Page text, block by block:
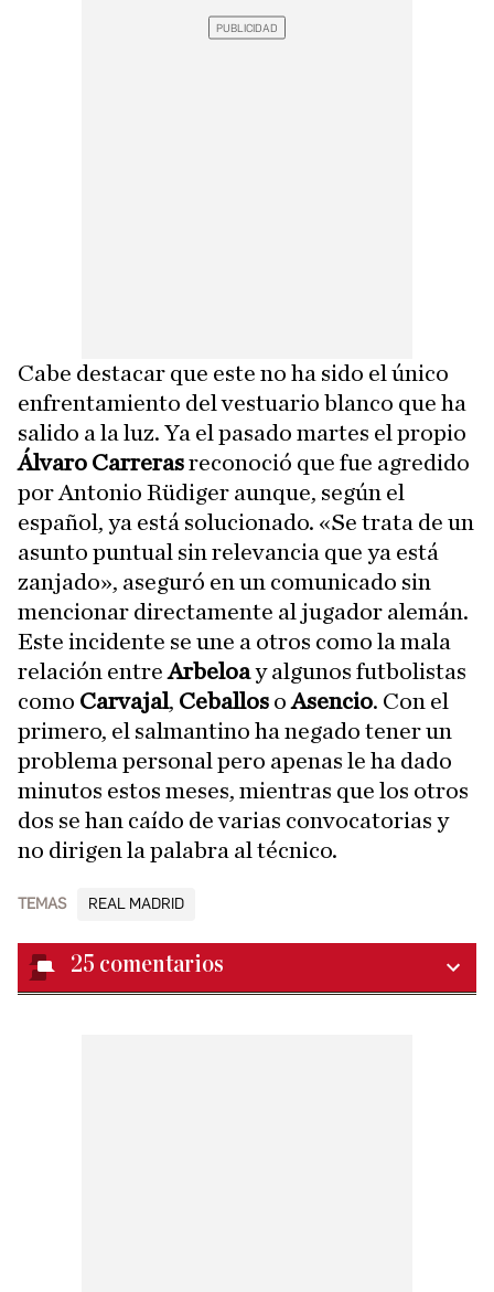
Cabe destacar que este no ha sido el único
enfrentamiento del vestuario blanco que ha
salido a la luz. Ya el pasado martes el propio
Álvaro Carrerasreconoció que fue agredido
por Antonio Rüdiger aunque, según el
español, ya está solucionado. «Se trata de un
asunto puntual sin relevancia que ya está
zanjado», aseguró en un comunicado sin
mencionar directamente al jugador alemán.
Este incidente se une a otros como la mala
relación entreArbeloay algunos futbolistas
como Carvajal, Ceballos oAsencio. Con el
primero, el salmantino ha negado tener un
problema personal pero apenas le ha dado
minutos estos meses, mientras que los otros
dos se han caído de varias convocatorias y
no dirigen la palabra al técnico.
TEMAS REAL MADRID
25 comentarios